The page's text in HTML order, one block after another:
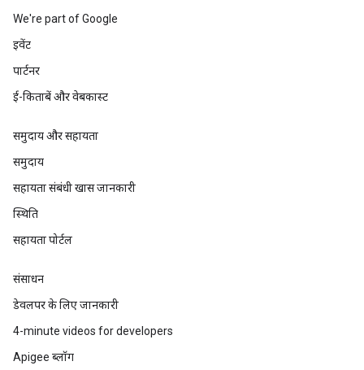
We're part of Google
इवेंट
पार्टनर
ई-किताबें और वेबकास्ट
समुदाय और सहायता
समुदाय
सहायता संबंधी खास जानकारी
स्थिति
सहायता पोर्टल
संसाधन
डेवलपर के लिए जानकारी
4-minute videos for developers
Apigee ब्लॉग